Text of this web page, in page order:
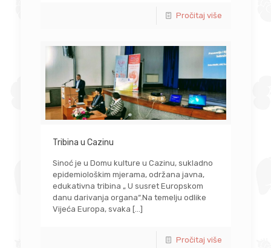
Pročitaj više
Tribina u Cazinu
Sinoć je u Domu kulture u Cazinu, sukladno
epidemiološkim mjerama, održana javna,
edukativna tribina „ U susret Europskom
danu darivanja organa“.Na temelju odlike
Vijeća Europa, svaka […]
Pročitaj više